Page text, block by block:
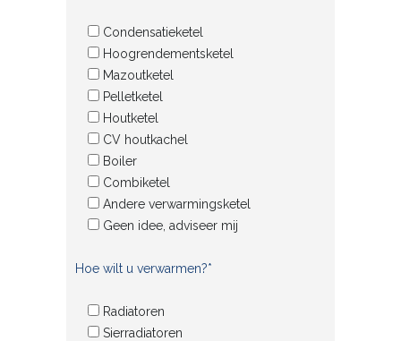
Condensatieketel
Hoogrendementsketel
Mazoutketel
Pelletketel
Houtketel
CV houtkachel
Boiler
Combiketel
Andere verwarmingsketel
Geen idee, adviseer mij
Hoe wilt u verwarmen?*
Radiatoren
Sierradiatoren